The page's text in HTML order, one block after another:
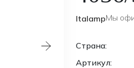
ItalampМы
Страна:
Артикул: